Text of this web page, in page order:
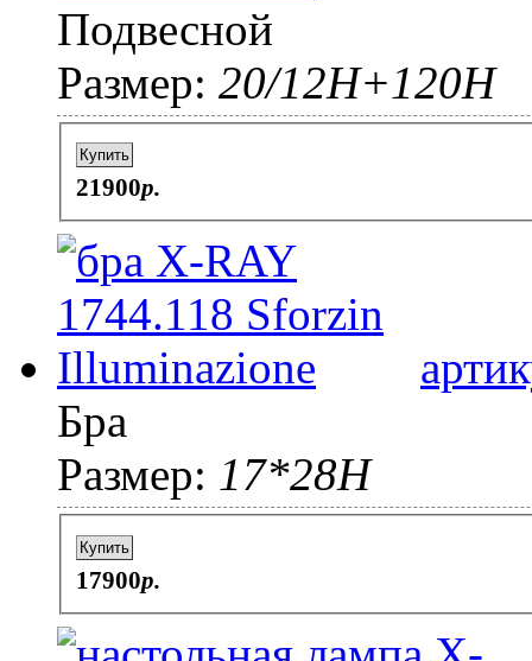
Подвесной
Размер: 20/12Н+120Н
Купить
21900p.
Бра
Размер: 17*28H
Купить
17900p.